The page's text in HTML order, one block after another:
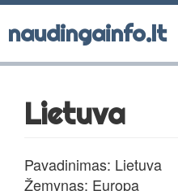
naudingainfo.lt
Lietuva
Pavadinimas: Lietuva
Žemynas: Europa